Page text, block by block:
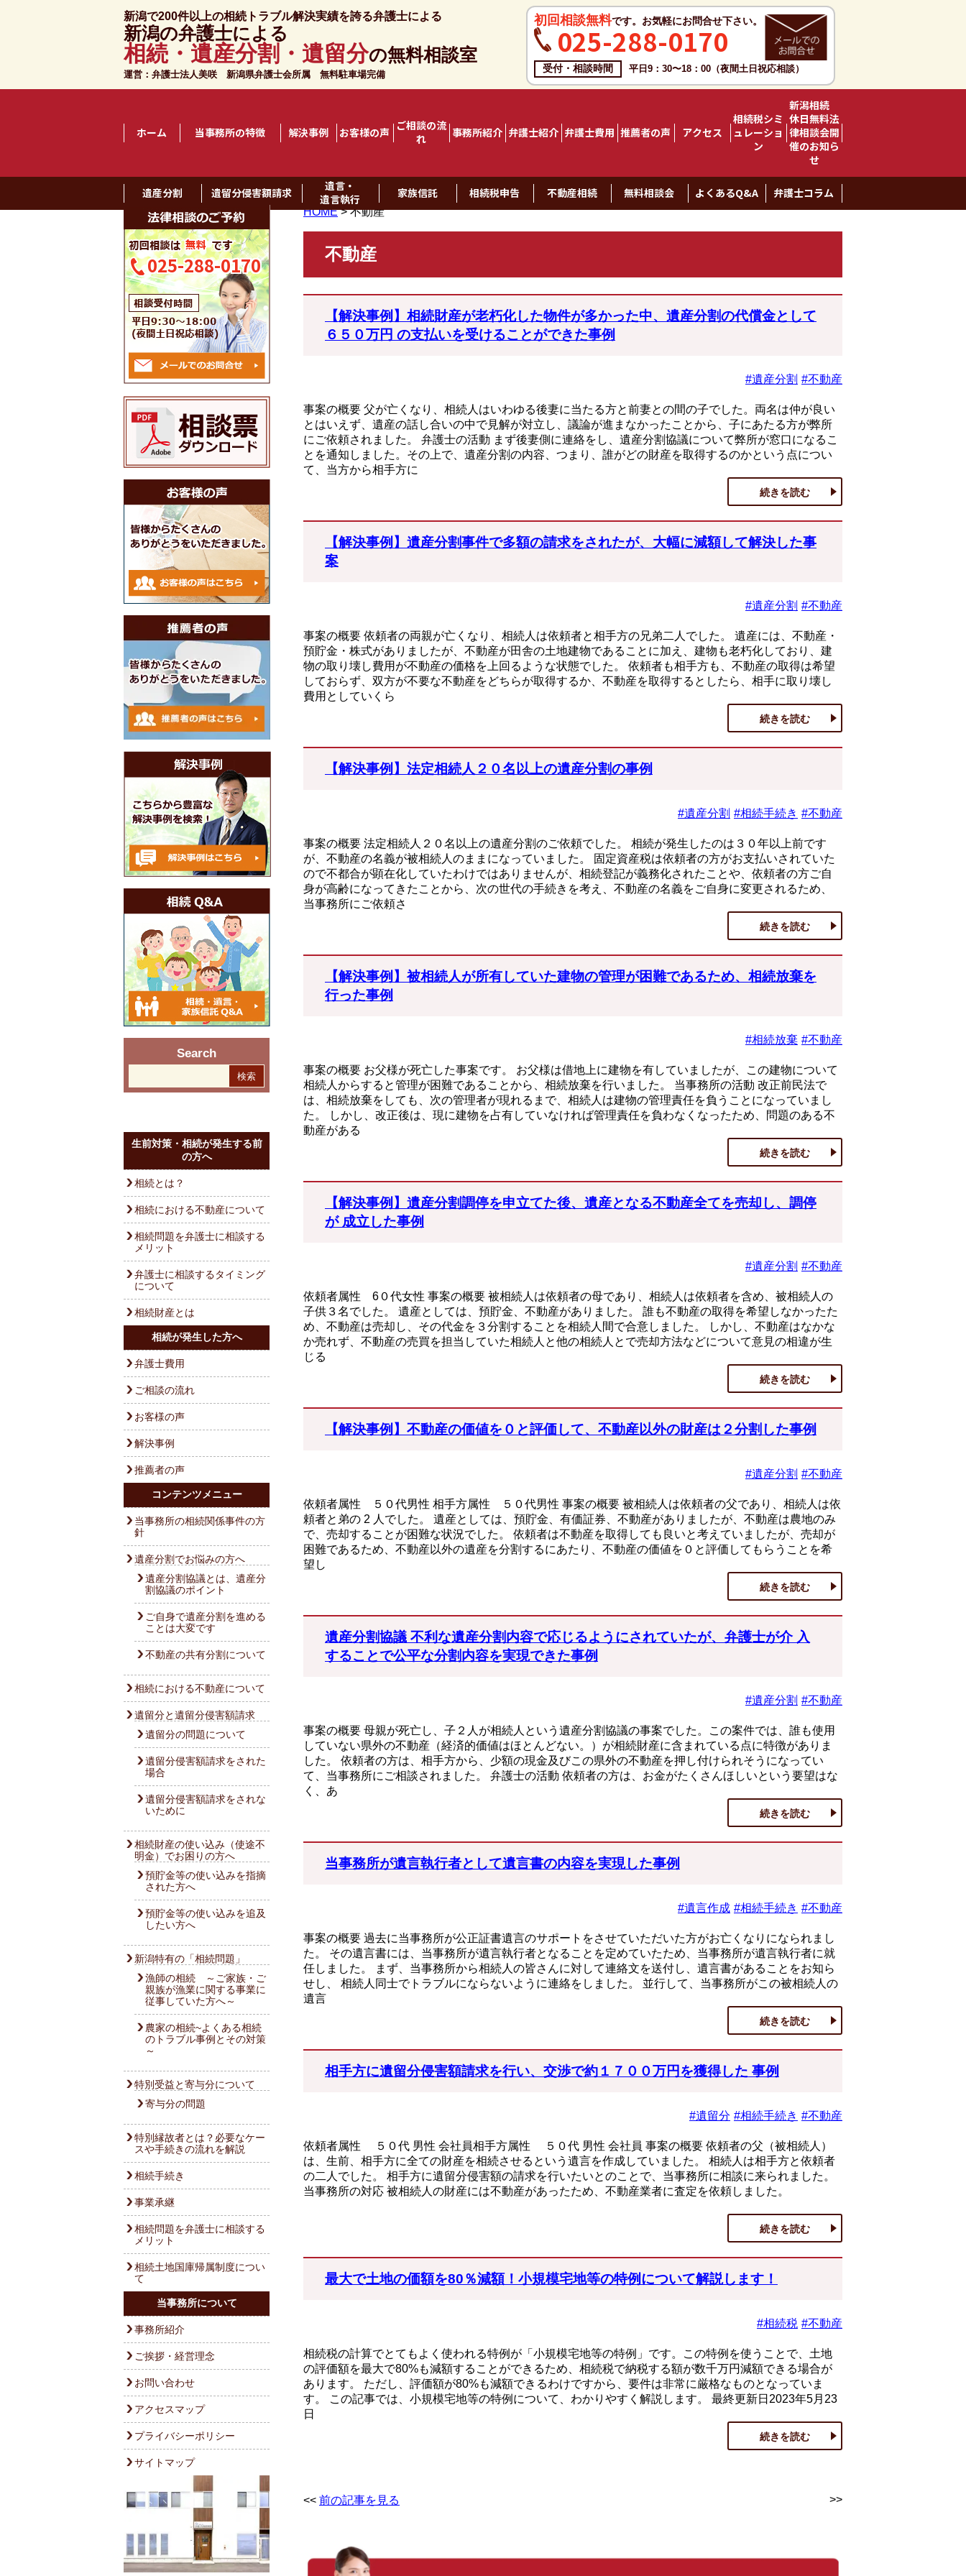
新潟で200件以上の相続トラブル解決実績を誇る弁護士による
新潟の弁護士による
相続・遺産分割・遺留分の無料相談室
運営：弁護士法人美咲 新潟県弁護士会所属 無料駐車場完備
初回相談無料です。お気軽にお問合せ下さい。
025-288-0170
受付・相談時間 平日9：30〜18：00（夜間土日祝応相談）
ホーム 当事務所の特徴 解決事例 お客様の声
ご相談の流
れ
事務所紹介 弁護士紹介 弁護士費用 推薦者の声 アクセス
相続税シミ
ュレーショ
ン
新潟相続
休日無料法
律相談会開
催のお知ら
せ
遺産分割 遺留分侵害額請求
遺言・
遺言執行
家族信託 相続税申告 不動産相続 無料相談会 よくあるQ&A 弁護士コラム
025-288-0170
Search
生前対策・相続が発生する前
の方へ
相続とは？
相続における不動産について
相続問題を弁護士に相談する
メリット
弁護士に相談するタイミング
について
相続財産とは
相続が発生した方へ
弁護士費用
ご相談の流れ
お客様の声
解決事例
推薦者の声
コンテンツメニュー
当事務所の相続関係事件の方
針
遺産分割でお悩みの方へ
遺産分割協議とは、遺産分
割協議のポイント
ご自身で遺産分割を進める
ことは大変です
不動産の共有分割について
相続における不動産について
遺留分と遺留分侵害額請求
遺留分の問題について
遺留分侵害額請求をされた
場合
遺留分侵害額請求をされな
いために
相続財産の使い込み（使途不
明金）でお困りの方へ
預貯金等の使い込みを指摘
された方へ
預貯金等の使い込みを追及
したい方へ
新潟特有の「相続問題」
漁師の相続 ～ご家族・ご
親族が漁業に関する事業に
従事していた方へ～
農家の相続~よくある相続
のトラブル事例とその対策
～
特別受益と寄与分について
寄与分の問題
特別縁故者とは？必要なケー
スや手続きの流れを解説
相続手続き
事業承継
相続問題を弁護士に相談する
メリット
相続土地国庫帰属制度につい
て
当事務所について
事務所紹介
ご挨拶・経営理念
お問い合わせ
アクセスマップ
プライバシーポリシー
サイトマップ
HOME>不動産
不動産
【解決事例】相続財産が老朽化した物件が多かった中、遺産分割の代償金として
６５０万円 の支払いを受けることができた事例
#遺産分割 #不動産
事案の概要 父が亡くなり、相続人はいわゆる後妻に当たる方と前妻との間の子でした。両名は仲が良い
とはいえず、遺産の話し合いの中で見解が対立し、議論が進まなかったことから、子にあたる方が弊所
にご依頼されました。 弁護士の活動 まず後妻側に連絡をし、遺産分割協議について弊所が窓口になるこ
とを通知しました。その上で、遺産分割の内容、つまり、誰がどの財産を取得するのかという点につい
て、当方から相手方に
続きを読む
【解決事例】遺産分割事件で多額の請求をされたが、大幅に減額して解決した事
案
#遺産分割 #不動産
事案の概要 依頼者の両親が亡くなり、相続人は依頼者と相手方の兄弟二人でした。 遺産には、不動産・
預貯金・株式がありましたが、不動産が田舎の土地建物であることに加え、建物も老朽化しており、建
物の取り壊し費用が不動産の価格を上回るような状態でした。 依頼者も相手方も、不動産の取得は希望
しておらず、双方が不要な不動産をどちらが取得するか、不動産を取得するとしたら、相手に取り壊し
費用としていくら
続きを読む
【解決事例】法定相続人２０名以上の遺産分割の事例
#遺産分割 #相続手続き #不動産
事案の概要 法定相続人２０名以上の遺産分割のご依頼でした。 相続が発生したのは３０年以上前です
が、不動産の名義が被相続人のままになっていました。 固定資産税は依頼者の方がお支払いされていた
ので不都合が顕在化していたわけではありませんが、相続登記が義務化されたことや、依頼者の方ご自
身が高齢になってきたことから、次の世代の手続きを考え、不動産の名義をご自身に変更されるため、
当事務所にご依頼さ
続きを読む
【解決事例】被相続人が所有していた建物の管理が困難であるため、相続放棄を
行った事例
#相続放棄 #不動産
事案の概要 お父様が死亡した事案です。 お父様は借地上に建物を有していましたが、この建物について
相続人からすると管理が困難であることから、相続放棄を行いました。 当事務所の活動 改正前民法で
は、相続放棄をしても、次の管理者が現れるまで、相続人は建物の管理責任を負うことになっていまし
た。 しかし、改正後は、現に建物を占有していなければ管理責任を負わなくなったため、問題のある不
動産がある
続きを読む
【解決事例】遺産分割調停を申立てた後、遺産となる不動産全てを売却し、調停
が 成立した事例
#遺産分割 #不動産
依頼者属性 6０代女性 事案の概要 被相続人は依頼者の母であり、相続人は依頼者を含め、被相続人の
子供３名でした。 遺産としては、預貯金、不動産がありました。 誰も不動産の取得を希望しなかったた
め、不動産は売却し、その代金を３分割することを相続人間で合意しました。 しかし、不動産はなかな
か売れず、不動産の売買を担当していた相続人と他の相続人とで売却方法などについて意見の相違が生
じる
続きを読む
【解決事例】不動産の価値を０と評価して、不動産以外の財産は２分割した事例
#遺産分割 #不動産
依頼者属性 ５０代男性 相手方属性 ５０代男性 事案の概要 被相続人は依頼者の父であり、相続人は依
頼者と弟の 2 人でした。 遺産としては、預貯金、有価証券、不動産がありましたが、不動産は農地のみ
で、売却することが困難な状況でした。 依頼者は不動産を取得しても良いと考えていましたが、売却が
困難であるため、不動産以外の遺産を分割するにあたり、不動産の価値を０と評価してもらうことを希
望し
続きを読む
遺産分割協議 不利な遺産分割内容で応じるようにされていたが、弁護士が介 入
することで公平な分割内容を実現できた事例
#遺産分割 #不動産
事案の概要 母親が死亡し、子２人が相続人という遺産分割協議の事案でした。この案件では、誰も使用
していない県外の不動産（経済的価値はほとんどない。）が相続財産に含まれている点に特徴がありま
した。 依頼者の方は、相手方から、少額の現金及びこの県外の不動産を押し付けられそうになってい
て、当事務所にご相談されました。 弁護士の活動 依頼者の方は、お金がたくさんほしいという要望はな
く、あ
続きを読む
当事務所が遺言執行者として遺言書の内容を実現した事例
#遺言作成 #相続手続き #不動産
事案の概要 過去に当事務所が公正証書遺言のサポートをさせていただいた方がお亡くなりになられまし
た。 その遺言書には、当事務所が遺言執行者となることを定めていたため、当事務所が遺言執行者に就
任しました。 まず、当事務所から相続人の皆さんに対して連絡文を送付し、遺言書があることをお知ら
せし、 相続人同士でトラブルにならないように連絡をしました。 並行して、当事務所がこの被相続人の
遺言
続きを読む
相手方に遺留分侵害額請求を行い、交渉で約１７００万円を獲得した 事例
#遺留分 #相続手続き #不動産
依頼者属性 ５０代 男性 会社員相手方属性 ５０代 男性 会社員 事案の概要 依頼者の父（被相続人）
は、生前、相手方に全ての財産を相続させるという遺言を作成していました。 相続人は相手方と依頼者
の二人でした。 相手方に遺留分侵害額の請求を行いたいとのことで、当事務所に相談に来られました。
当事務所の対応 被相続人の財産には不動産があったため、不動産業者に査定を依頼しました。
続きを読む
最大で土地の価額を80％減額！小規模宅地等の特例について解説します！
#相続税 #不動産
相続税の計算でとてもよく使われる特例が「小規模宅地等の特例」です。この特例を使うことで、土地
の評価額を最大で80%も減額することができるため、相続税で納税する額が数千万円減額できる場合が
あります。 ただし、評価額が80%も減額できるわけですから、要件は非常に厳格なものとなっていま
す。 この記事では、小規模宅地等の特例について、わかりやすく解説します。 最終更新日2023年5月23
日
続きを読む
<< 前の記事を見る >>